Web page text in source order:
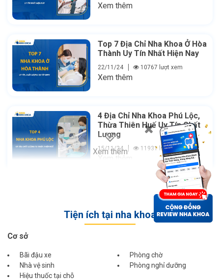
Xem thêm
Top 7 Địa Chỉ Nha Khoa Ở Hòa
Thành Uy Tín Nhất Hiện Nay
22/11/24 10767 lượt xem
Xem thêm
4 Địa Chỉ Nha Khoa Phú Lộc,
Thừa Thiên Huế Uy Tín Chất
Lượng
15/11/24 11931 lượt xem
Xem thêm
Xem thêm
Tiện ích tại nha khoa
Cơ sở
Bãi đậu xe
Nhà vệ sinh
Hiệu thuốc tại chỗ
Phòng chờ
Phòng nghỉ dưỡng